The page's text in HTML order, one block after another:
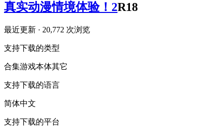
真实动漫情境体验！2R18
最近更新 · 20,772 次浏览
支持下载的类型
合集游戏本体其它
支持下载的语言
简体中文
支持下载的平台